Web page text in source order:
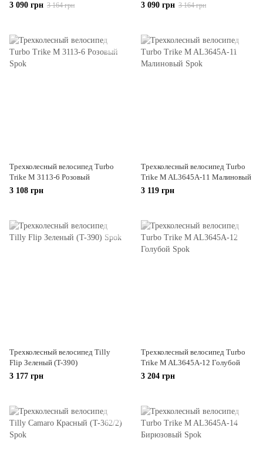
3 090 грн 3 164 грн
3 090 грн 3 164 грн
Трехколесный велосипед Turbo
Trike M 3113-6 Розовый
3 108 грн
Трехколесный велосипед Turbo
Trike M AL3645A-11 Малиновый
3 119 грн
Трехколесный велосипед Tilly
Flip Зеленый (T-390)
3 177 грн
Трехколесный велосипед Turbo
Trike M AL3645A-12 Голубой
3 204 грн